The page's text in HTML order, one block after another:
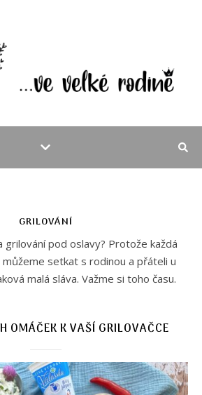
GRILOVÁNÍ
grilování pod oslavy? Protože každá
setkat s rodinou a přáteli u
malá sláva. Važme si toho času.
OMÁČEK K VAŠÍ GRILOVAČCE